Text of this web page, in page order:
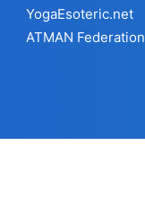
YogaEsoteric.net
ATMAN Federation